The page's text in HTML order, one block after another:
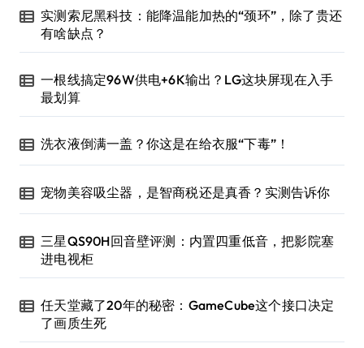
实测索尼黑科技：能降温能加热的“颈环”，除了贵还
有啥缺点？
一根线搞定96W供电+6K输出？LG这块屏现在入手
最划算
洗衣液倒满一盖？你这是在给衣服“下毒”！
宠物美容吸尘器，是智商税还是真香？实测告诉你
三星QS90H回音壁评测：内置四重低音，把影院塞
进电视柜
任天堂藏了20年的秘密：GameCube这个接口决定
了画质生死